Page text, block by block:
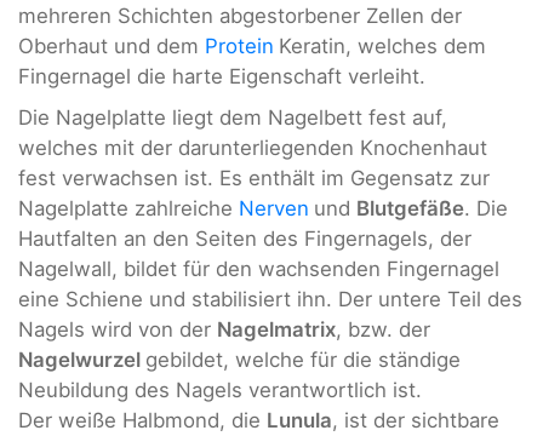
mehreren Schichten abgestorbener Zellen der
Oberhaut und dem Protein Keratin, welches dem
Fingernagel die harte Eigenschaft verleiht.
Die Nagelplatte liegt dem Nagelbett fest auf,
welches mit der darunterliegenden Knochenhaut
fest verwachsen ist. Es enthält im Gegensatz zur
Nagelplatte zahlreiche Nerven und Blutgefäße. Die
Hautfalten an den Seiten des Fingernagels, der
Nagelwall, bildet für den wachsenden Fingernagel
eine Schiene und stabilisiert ihn. Der untere Teil des
Nagels wird von der Nagelmatrix, bzw. der
Nagelwurzel gebildet, welche für die ständige
Neubildung des Nagels verantwortlich ist.
Der weiße Halbmond, die Lunula, ist der sichtbare